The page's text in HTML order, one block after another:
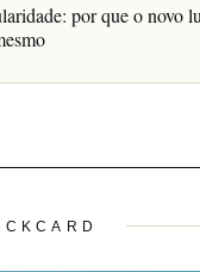
por que o novo